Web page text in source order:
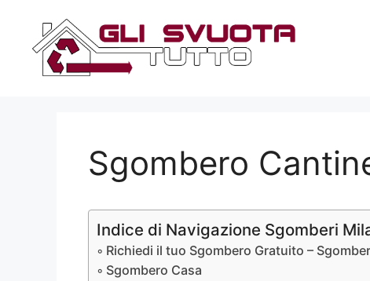
contenuto
Sgombero
Indice di Navigazione Sgomberi
Richiedi il tuo Sgombero Gratuito –
Sgombero Casa